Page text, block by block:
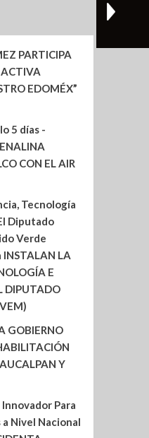
PARTICIPA
ACTIVA
EDOMÉX”
5 días -
CON EL AIR
Tecnología
Diputado
Verde
INSTALAN LA
E
DIPUTADO
GOBIERNO
Y
Para
Nivel Nacional